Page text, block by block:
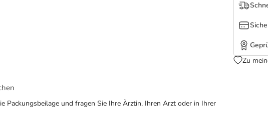
Zu
Packungsbeilage und fragen Sie Ihre Ärztin, Ihren Arzt oder in Ihrer